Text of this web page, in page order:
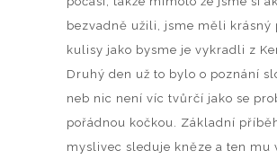
bezvadně užili, jsme měli krásný
kulisy jako bysme je vykradli z
Druhý den už to bylo o poznání
neb nic není víc tvůrčí jako se
pořádnou kočkou. Základní
myslivec sleduje kněze a ten mu